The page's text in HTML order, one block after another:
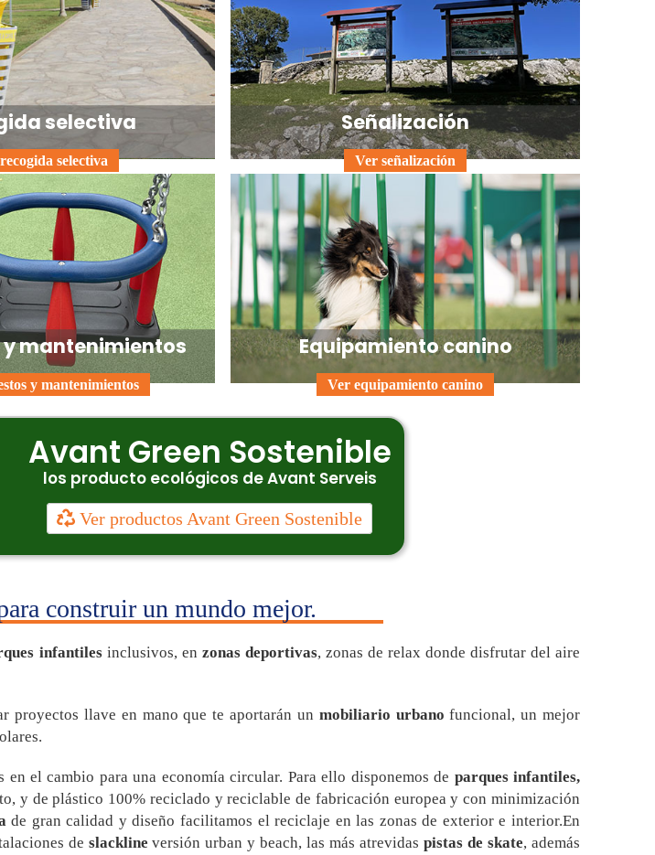
selectiva
selectiva
Señalización
Ver señalización
y mantenimientos
y mantenimientos
Equipamiento canino
Ver equipamiento canino
Avant Green Sostenible
los producto ecológicos de Avant Serveis
Ver productos Avant Green Sostenible
construir un mundo mejor.
infantilesinclusivos, en zonas deportivas, zonas de relax donde disfrutar del aire
proyectos llave en mano que te aportarán un mobiliario urbano funcional, un mejor
el cambio para una economía circular. Para ello disponemos de parques infantiles,
y de plástico 100% reciclado y reciclable de fabricación europea y con minimización
de gran calidad y diseño facilitamos el reciclaje en las zonas de exterior e interior.En
de slackline versión urban y beach, las más atrevidaspistas de skate, además